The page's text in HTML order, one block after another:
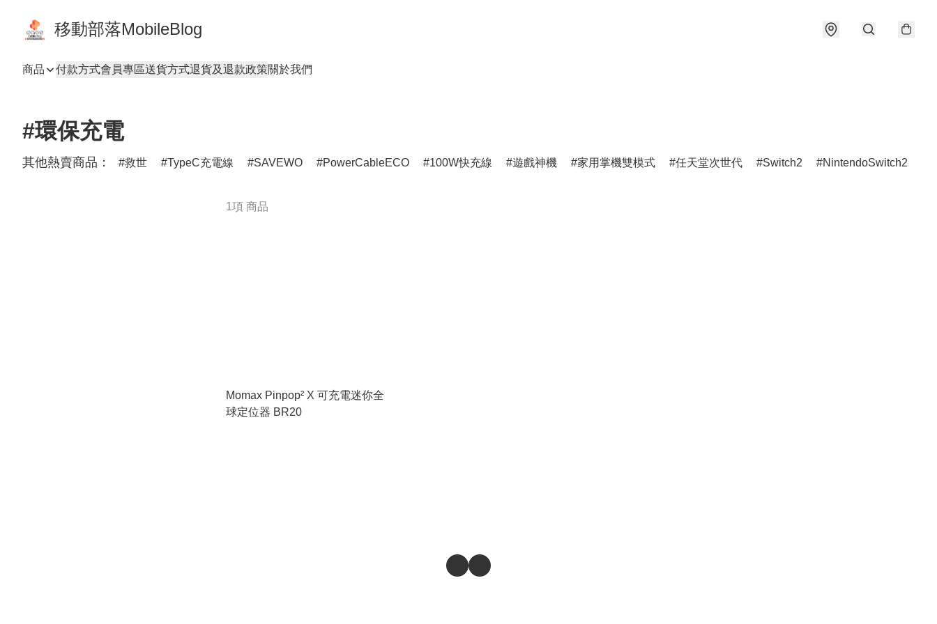
移動部落MobileBlog
商品 付款方式會員專區送貨方式退貨及退款政策關於我們
#環保充電
其他熱賣商品： 救世 TypeC充電線 SAVEWO PowerCableECO 100W快充線 遊戲神機 家用掌機雙模式 任天堂次世代 Switch2 NintendoSwitch2
1項 商品
Momax Pinpop² X 可充電迷你全
球定位器 BR20